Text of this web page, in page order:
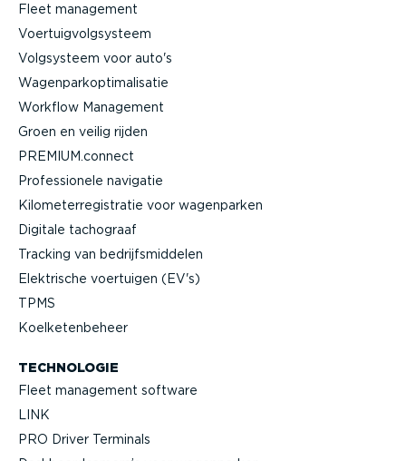
Fleet management
Voertuig­volg­systeem
Volgsysteem voor auto's
Wagen­par­kop­ti­ma­li­satie
Workflow Management
Groen en veilig rijden
PREMIUM.connect
Profes­si­onele navigatie
Kilome­ter­re­gi­stratie voor wagenparken
Digitale tachograaf
Tracking van bedrijfs­mid­delen
Elektrische voertuigen (EV's)
TPMS
Koelke­ten­beheer
TECHNOLOGIE
Fleet management software
LINK
PRO Driver Terminals